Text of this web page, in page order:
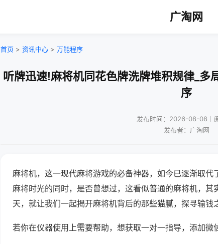
广淘网
首页 > 资讯中心 > 万能程序
听牌迅速!麻将机同花色牌洗牌堆积规律_多
序
发布时间：2026-08-08｜
发布者：广淘网
麻将机，这一现代麻将游戏的必备神器，如今已逐渐取
麻将时光的同时，是否曾想过，这看似普通的麻将机，
天，就让我们一起揭开麻将机背后的那些猫腻，探寻输钱
若你在仪器使用上需要帮助，想获取一对一指导，添加微